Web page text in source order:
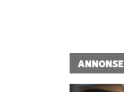
ANNONSE